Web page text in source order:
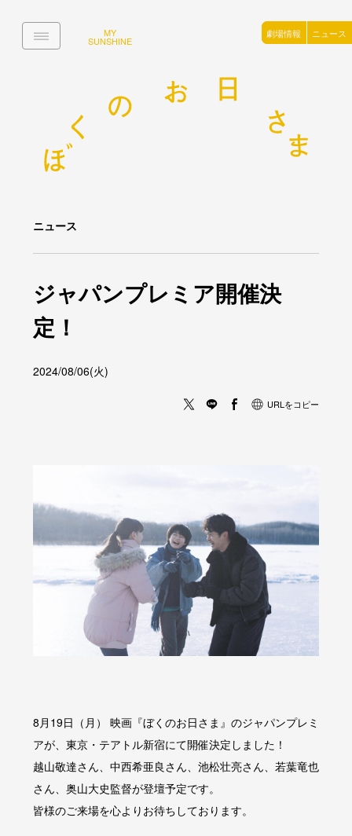
劇場情報 ニュース
MY
SUNSHINE
ニュース
ジャパンプレミア開催決
定！
2024/08/06(火)
URLをコピー
8月19日（月） 映画『ぼくのお日さま』のジャパンプレミ
アが、東京・テアトル新宿にて開催決定しました！
越山敬達さん、中西希亜良さん、池松壮亮さん、若葉竜也
さん、奥山大史監督が登壇予定です。
皆様のご来場を心よりお待ちしております。